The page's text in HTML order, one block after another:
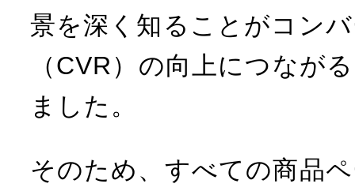
景を深く知ることがコン
（CVR）の向上につなが
ました。
そのため、すべての商品